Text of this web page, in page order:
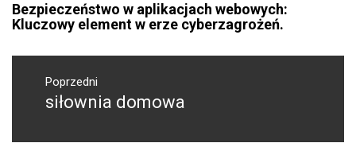
Bezpieczeństwo w aplikacjach webowych:
Kluczowy element w erze cyberzagrożeń.
Nawigacja
wpisuPoprzedni
Poprzedni
siłownia domowa